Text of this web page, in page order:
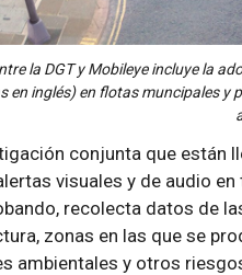
la DGT y Mobileye incluye la
en inglés) en flotas muncipales y
conjunta que están
visuales y de audio
recolecta datos de
zonas en las que se
ambientales y otros